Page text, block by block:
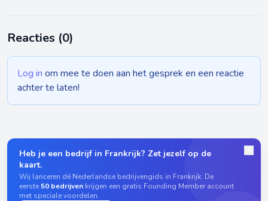
Reacties (0)
Log in om mee te doen aan het gesprek en een reactie
achter te laten!
Heb je een bedrijf in Frankrijk? Zet jezelf op de
kaart.
Wij lanceren dé Nederlandse bedrijvengids in Frankrijk. De
eerste50 bedrijven krijgen een gratis Founding Member account
met speciale voordelen.